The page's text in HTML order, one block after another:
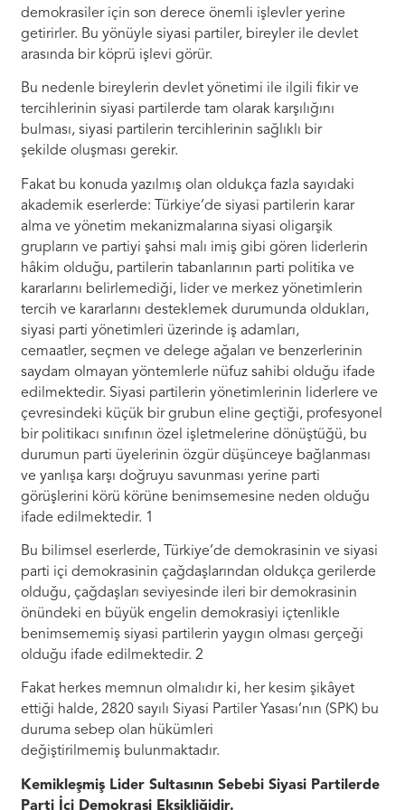
demokrasiler için son derece önemli işlevler yerine
getirirler. Bu yönüyle siyasi partiler, bireyler ile devlet
arasında bir köprü işlevi görür.
Bu nedenle bireylerin devlet yönetimi ile ilgili fikir ve
tercihlerinin siyasi partilerde tam olarak karşılığını
bulması, siyasi partilerin tercihlerinin sağlıklı bir
şekilde oluşması gerekir.
Fakat bu konuda yazılmış olan oldukça fazla sayıdaki
akademik eserlerde: Türkiye’de siyasi partilerin karar
alma ve yönetim mekanizmalarına siyasi oligarşik
grupların ve partiyi şahsi malı imiş gibi gören liderlerin
hâkim olduğu, partilerin tabanlarının parti politika ve
kararlarını belirlemediği, lider ve merkez yönetimlerin
tercih ve kararlarını desteklemek durumunda oldukları,
siyasi parti yönetimleri üzerinde iş adamları,
cemaatler, seçmen ve delege ağaları ve benzerlerinin
saydam olmayan yöntemlerle nüfuz sahibi olduğu ifade
edilmektedir. Siyasi partilerin yönetimlerinin liderlere ve
çevresindeki küçük bir grubun eline geçtiği, profesyonel
bir politikacı sınıfının özel işletmelerine dönüştüğü, bu
durumun parti üyelerinin özgür düşünceye bağlanması
ve yanlışa karşı doğruyu savunması yerine parti
görüşlerini körü körüne benimsemesine neden olduğu
ifade edilmektedir. 1
Bu bilimsel eserlerde, Türkiye’de demokrasinin ve siyasi
parti içi demokrasinin çağdaşlarından oldukça gerilerde
olduğu, çağdaşları seviyesinde ileri bir demokrasinin
önündeki en büyük engelin demokrasiyi içtenlikle
benimsememiş siyasi partilerin yaygın olması gerçeği
olduğu ifade edilmektedir. 2
Fakat herkes memnun olmalıdır ki, her kesim şikâyet
ettiği halde, 2820 sayılı Siyasi Partiler Yasası’nın (SPK) bu
duruma sebep olan hükümleri
değiştirilmemiş bulunmaktadır.
Kemikleşmiş Lider Sultasının Sebebi Siyasi Partilerde
Parti İçi Demokrasi Eksikliğidir.